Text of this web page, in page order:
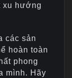
xu hướng
các sản
hoàn toàn
phong
mình. Hãy